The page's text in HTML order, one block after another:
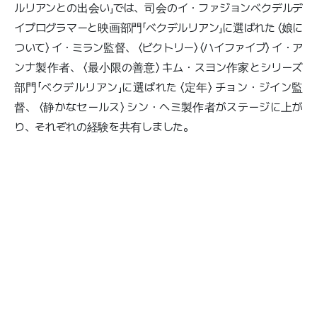
ルリアンとの出会い」では、司会のイ・ファジョンベクデルデ
イプログラマーと映画部門「ベクデルリアン」に選ばれた 〈娘に
ついて〉 イ・ミラン監督、 〈ビクトリー〉 〈ハイファイブ〉 イ・ア
ンナ製作者、 〈最小限の善意〉 キム・スヨン作家とシリーズ
部門「ベクデルリアン」に選ばれた 〈定年〉 チョン・ジイン監
督、 〈静かなセールス〉 シン・ヘミ製作者がステージに上が
り、それぞれの経験を共有しました。